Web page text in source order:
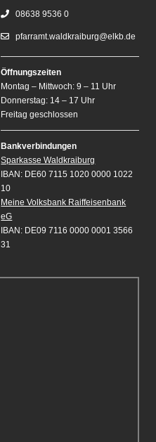
08638 9536 0
pfarramt.waldkraiburg@elkb.de
Öffnungszeiten
Montag – Mittwoch: 9 – 11 Uhr
Donnerstag: 14 – 17 Uhr
Freitag geschlossen
Bankverbindungen
Sparkasse Waldkraiburg
IBAN: DE60 7115 1020 0000 1022
10
Meine Volksbank Raiffeisenbank
eG
IBAN: DE09 7116 0000 0001 3566
31